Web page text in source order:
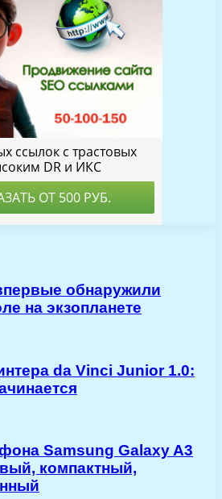
обнаружили
на экзопланете
da Vinci Junior 1.0:
Samsung Galaxy A3
компактный,